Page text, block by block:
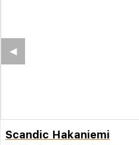
◀︎
Scandic Hakaniemi